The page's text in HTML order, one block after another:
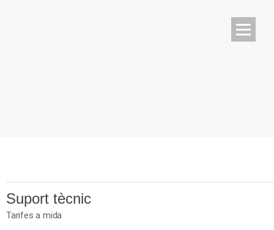
Suport tècnic
Tarifes a mida